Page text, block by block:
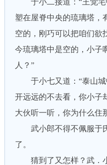
于小二接道：“王觉宅
塑在屋脊中央的琉璃塔，
空的，刚巧可以把咱们欲
今琉璃塔中是空的，小子
人？”
于小七又道：“泰山城
开远远的不去看，你小子
大伙听一听，你为什么住
武小郎不得不佩服于氏
了。
猜到了又怎样？武．